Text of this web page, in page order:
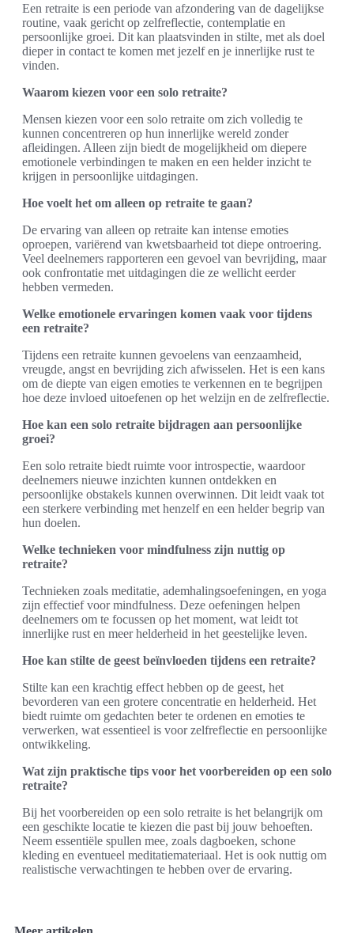
Een retraite is een periode van afzondering van de dagelijkse
routine, vaak gericht op zelfreflectie, contemplatie en
persoonlijke groei. Dit kan plaatsvinden in stilte, met als doel
dieper in contact te komen met jezelf en je innerlijke rust te
vinden.
Waarom kiezen voor een solo retraite?
Mensen kiezen voor een solo retraite om zich volledig te
kunnen concentreren op hun innerlijke wereld zonder
afleidingen. Alleen zijn biedt de mogelijkheid om diepere
emotionele verbindingen te maken en een helder inzicht te
krijgen in persoonlijke uitdagingen.
Hoe voelt het om alleen op retraite te gaan?
De ervaring van alleen op retraite kan intense emoties
oproepen, variërend van kwetsbaarheid tot diepe ontroering.
Veel deelnemers rapporteren een gevoel van bevrijding, maar
ook confrontatie met uitdagingen die ze wellicht eerder
hebben vermeden.
Welke emotionele ervaringen komen vaak voor tijdens
een retraite?
Tijdens een retraite kunnen gevoelens van eenzaamheid,
vreugde, angst en bevrijding zich afwisselen. Het is een kans
om de diepte van eigen emoties te verkennen en te begrijpen
hoe deze invloed uitoefenen op het welzijn en de zelfreflectie.
Hoe kan een solo retraite bijdragen aan persoonlijke
groei?
Een solo retraite biedt ruimte voor introspectie, waardoor
deelnemers nieuwe inzichten kunnen ontdekken en
persoonlijke obstakels kunnen overwinnen. Dit leidt vaak tot
een sterkere verbinding met henzelf en een helder begrip van
hun doelen.
Welke technieken voor mindfulness zijn nuttig op
retraite?
Technieken zoals meditatie, ademhalingsoefeningen, en yoga
zijn effectief voor mindfulness. Deze oefeningen helpen
deelnemers om te focussen op het moment, wat leidt tot
innerlijke rust en meer helderheid in het geestelijke leven.
Hoe kan stilte de geest beïnvloeden tijdens een retraite?
Stilte kan een krachtig effect hebben op de geest, het
bevorderen van een grotere concentratie en helderheid. Het
biedt ruimte om gedachten beter te ordenen en emoties te
verwerken, wat essentieel is voor zelfreflectie en persoonlijke
ontwikkeling.
Wat zijn praktische tips voor het voorbereiden op een solo
retraite?
Bij het voorbereiden op een solo retraite is het belangrijk om
een geschikte locatie te kiezen die past bij jouw behoeften.
Neem essentiële spullen mee, zoals dagboeken, schone
kleding en eventueel meditatiemateriaal. Het is ook nuttig om
realistische verwachtingen te hebben over de ervaring.